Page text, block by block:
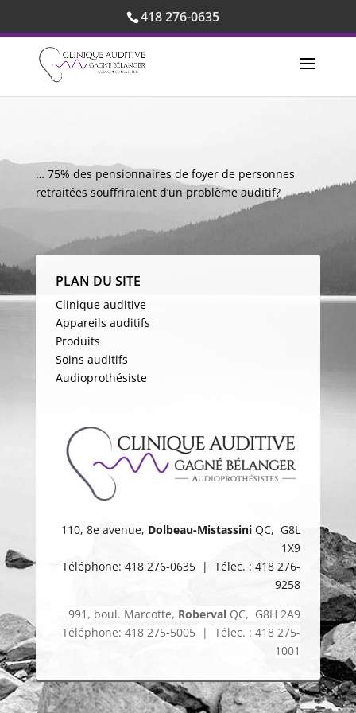
418 276-0635
… 75% des pensionnaires de foyer de personnes
retraitées souffriraient d’un problème auditif?
PLAN DU SITE
Clinique auditive
Appareils auditifs
Produits
Soins auditifs
Audioprothésiste
110, 8e avenue, Dolbeau-Mistassini QC, G8L
1X9
Téléphone: 418 276-0635 | Télec. : 418 276-
9258
991, boul. Marcotte, Roberval QC, G8H 2A9
Téléphone: 418 275-5005 | Télec. : 418 275-
1001